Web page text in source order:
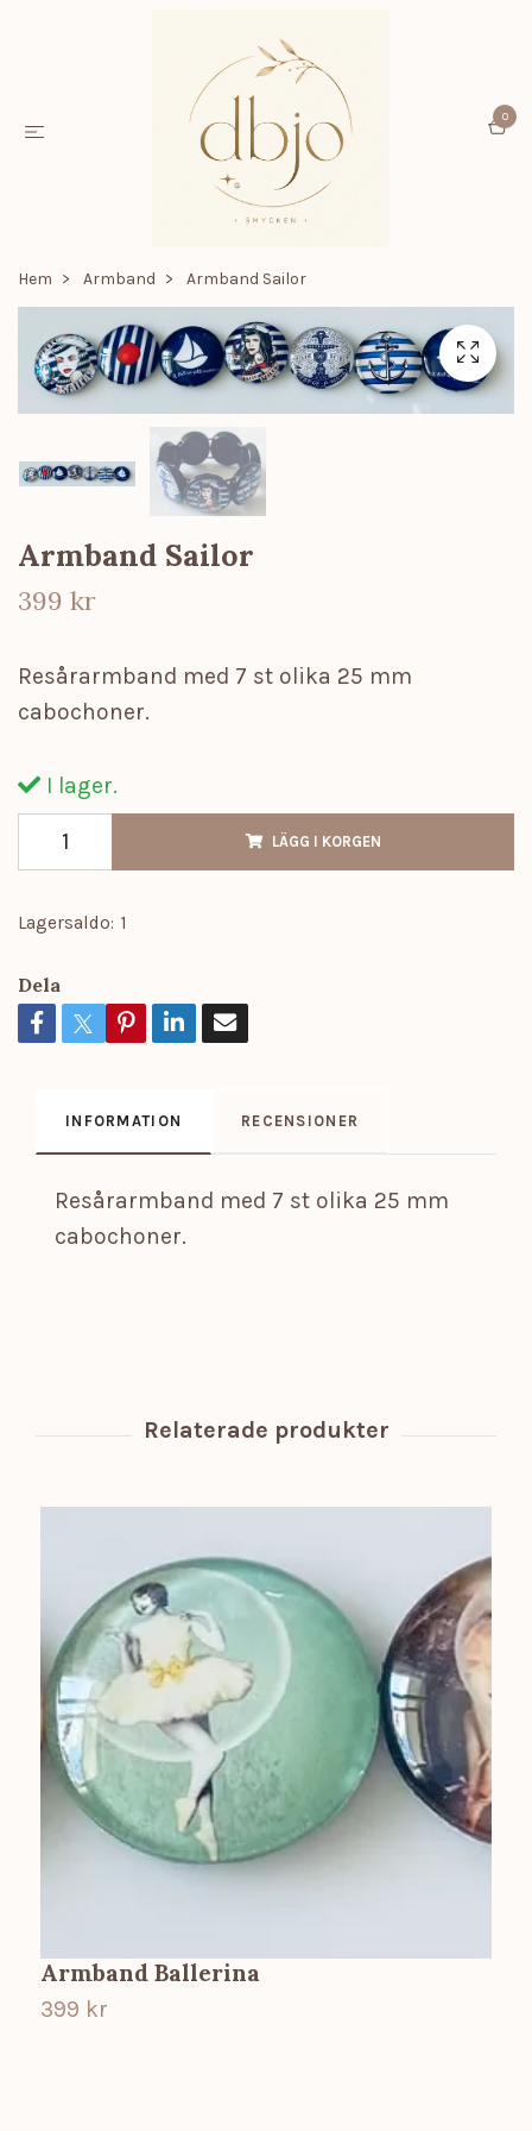
0
Hem Armband Armband Sailor
Armband Sailor
399 kr
Resårarmband med 7 st olika 25 mm
cabochoner.
I lager.
LÄGG I KORGEN
Lagersaldo: 1
Dela
INFORMATION RECENSIONER
Resårarmband med 7 st olika 25 mm
cabochoner.
Armband Ballerina
399 kr